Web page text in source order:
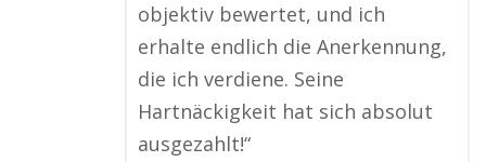
objektiv bewertet, und ich
erhalte endlich die Anerkennung,
die ich verdiene. Seine
Hartnäckigkeit hat sich absolut
ausgezahlt!“